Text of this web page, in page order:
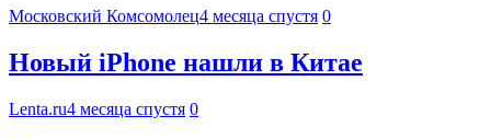
Московский Комсомолец4 месяца спустя 0
Новый iPhone нашли в Китае
Lenta.ru4 месяца спустя 0